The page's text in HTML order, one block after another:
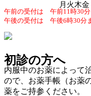
月火木
午前の受付は 午前11時30分
午後の受付は 午後6時30分
初診の方へ
内服中のお薬によって
ので、お薬手帳（お薬
薬をご持参ください。